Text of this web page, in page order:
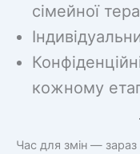
сімейної
кожному
Час для змін — зараз